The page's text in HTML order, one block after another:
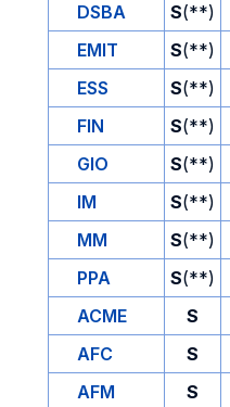
DSBA
S(**)
EMIT
S(**)
ESS
S(**)
FIN
S(**)
GIO
S(**)
IM
S(**)
MM
S(**)
PPA
S(**)
ACME
S
AFC
S
AFM
S